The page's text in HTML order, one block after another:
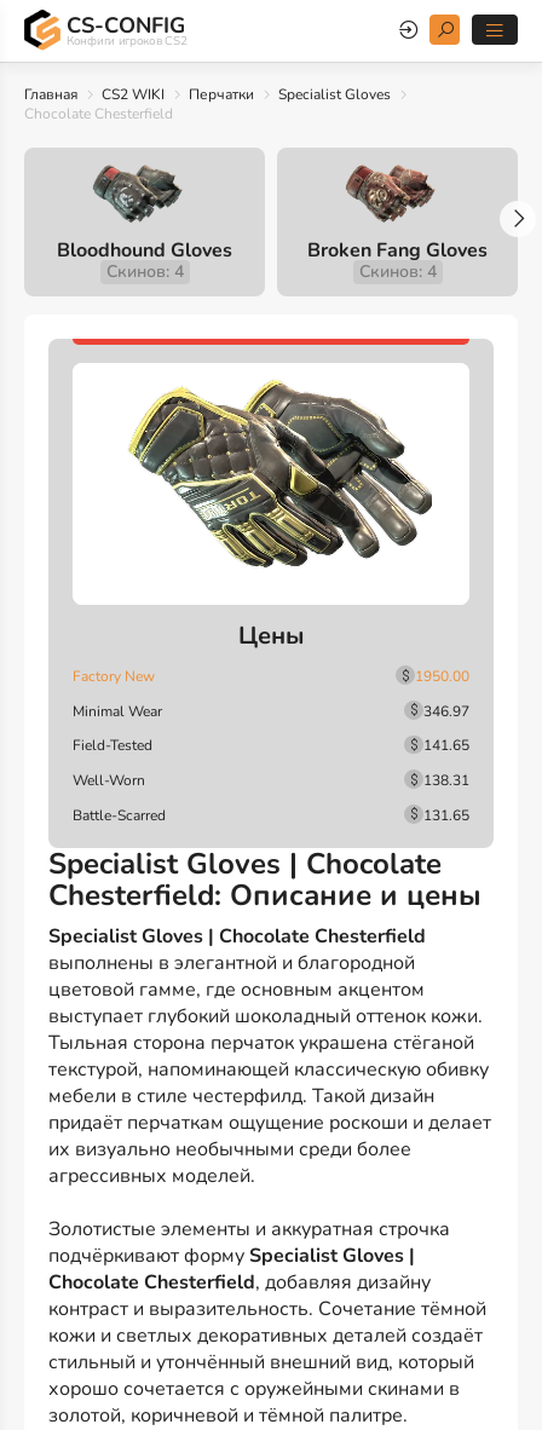
CS-CONFIG
Конфиги игроков CS2
Главная CS2 WIKI Перчатки
Specialist Gloves
Chocolate Chesterfield
Bloodhound Gloves
Скинов: 4
Broken Fang Gloves
Скинов: 4
Цены
Factory New
1950.00
Minimal Wear
346.97
Field-Tested
141.65
Well-Worn
138.31
Battle-Scarred
131.65
Specialist Gloves | Chocolate
Chesterfield: Описание и цены
Specialist Gloves | Chocolate Chesterfield
выполнены в элегантной и благородной
цветовой гамме, где основным акцентом
выступает глубокий шоколадный оттенок кожи.
Тыльная сторона перчаток украшена стёганой
текстурой, напоминающей классическую обивку
мебели в стиле честерфилд. Такой дизайн
придаёт перчаткам ощущение роскоши и делает
их визуально необычными среди более
агрессивных моделей.
Золотистые элементы и аккуратная строчка
подчёркивают формуSpecialist Gloves |
Chocolate Chesterfield, добавляя дизайну
контраст и выразительность. Сочетание тёмной
кожи и светлых декоративных деталей создаёт
стильный и утончённый внешний вид, который
хорошо сочетается с оружейными скинами в
золотой, коричневой и тёмной палитре.